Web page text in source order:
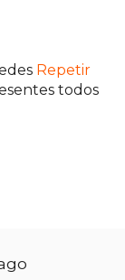
Repetir
todos